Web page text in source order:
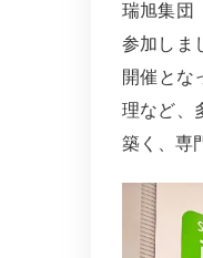
瑞旭集団
参加しま
開催とな
理など、
築く、専